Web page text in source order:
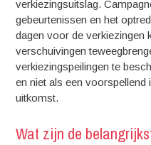
verkiezingsuitslag.
gebeurtenissen en het
dagen voor de verkiezingen
verschuivingen
verkiezingspeilingen te
en niet als een
uitkomst.
Wat zijn de